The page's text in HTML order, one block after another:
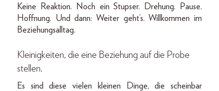
Keine Reaktion. Noch ein Stupser. Drehung. Pause.
Hoffnung. Und dann: Weiter geht’s. Willkommen im
Beziehungsalltag.
Kleinigkeiten, die eine Beziehung auf die Probe
stellen.
Es sind diese vielen kleinen Dinge, die scheinbar